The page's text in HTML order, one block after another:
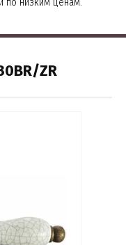
по низким ценам.
ZR